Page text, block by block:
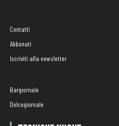
Contatti
Abbonati
Iscriviti alla newsletter
Bargiornale
Dolcegiornale